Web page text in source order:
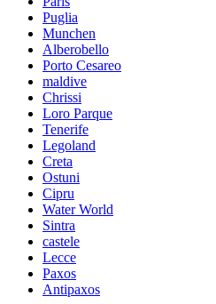
Puglia
Munchen
Alberobello
Porto Cesareo
maldive
Chrissi
Loro Parque
Tenerife
Legoland
Creta
Ostuni
Cipru
Water World
Sintra
castele
Lecce
Paxos
Antipaxos